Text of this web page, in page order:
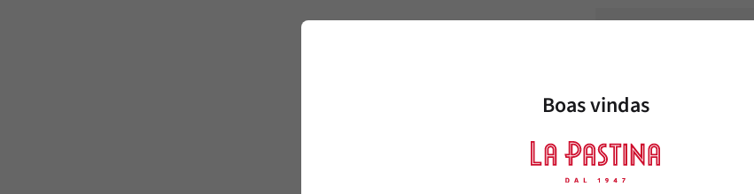
Contém Produto Alergênico
Boas vindas